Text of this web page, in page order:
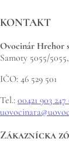
KONTAKT
Ovocinár Hrehor
Samoty 5055/
IČO: 46 529 501
Tel.: 00421 903 247
Zákaznícka